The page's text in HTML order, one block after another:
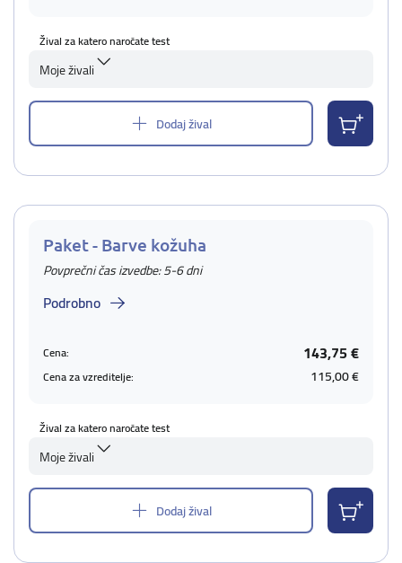
Žival za katero naročate test
Moje živali
Dodaj žival
Paket - Barve kožuha
Povprečni čas izvedbe: 5-6 dni
Podrobno
Cena: 143,75 €
Cena za vzreditelje: 115,00 €
Žival za katero naročate test
Moje živali
Dodaj žival